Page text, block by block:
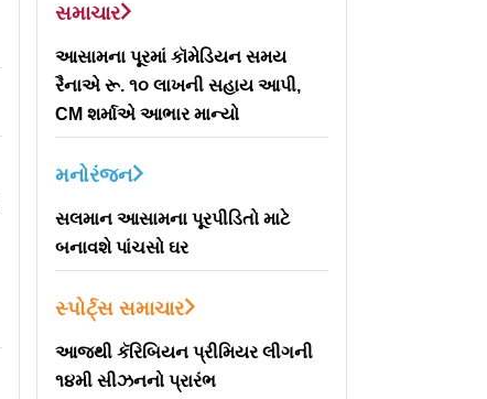
સમાચાર
આસામના પૂરમાં કૉમેડિયન સમય
રૈનાએ રૂ. ૧૦ લાખની સહાય આપી,
CM શર્માએ આભાર માન્યો
મનોરંજન
સલમાન આસામના પૂરપીડિતો માટે
બનાવશે પાંચસો ઘર
સ્પોર્ટ્સ સમાચાર
આજથી કૅરિબિયન પ્રીમિયર લીગની
૧૪મી સીઝનનો પ્રારંભ